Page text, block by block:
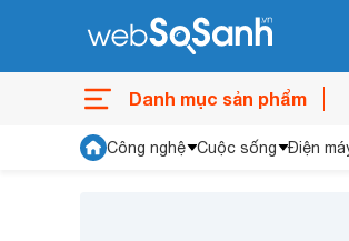
Danh mục sản phẩm
Công nghệ Cuộc sống Điện